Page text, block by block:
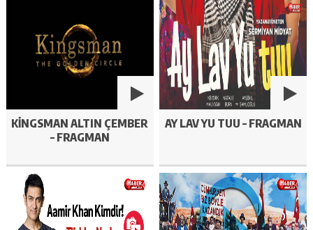
KINGSMAN ALTIN ÇEMBER
– FRAGMAN
AY LAV YU TUU – FRAGMAN